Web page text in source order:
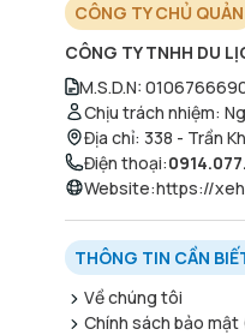
CÔNG TY CHỦ QUẢN
CÔNG TY TNHH DU
M.S.D.N:
Chịu trách nhiệm:
Địa chỉ: 338 - Trần
Điện thoại:
Website:https://
THÔNG TIN CẦN
Về chúng tôi
Chính sách bảo